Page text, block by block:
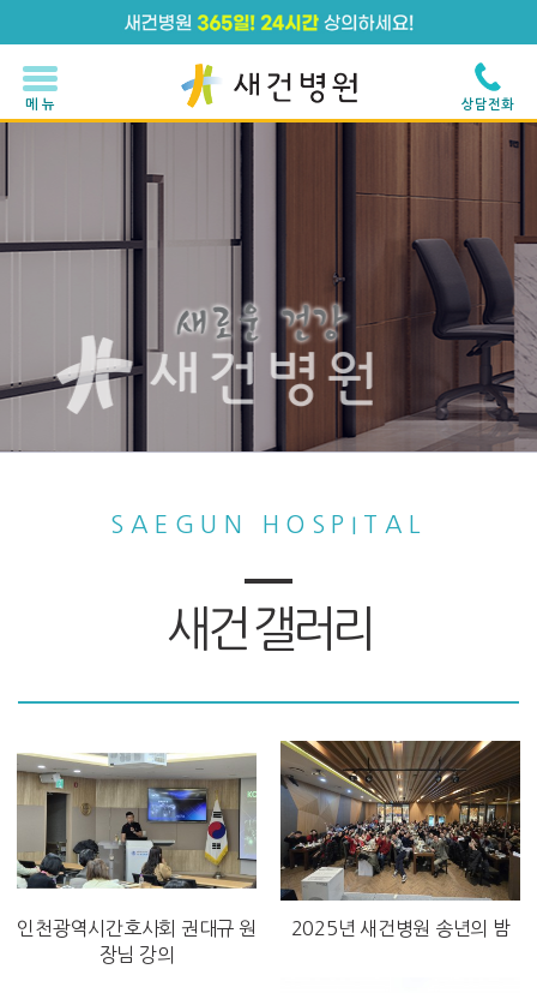
메 뉴 상담전화
SAEGUN HOSPITAL
새건 갤러리
인천광역시간호사회 권대규 원
장님 강의
2025년 새건병원 송년의 밤